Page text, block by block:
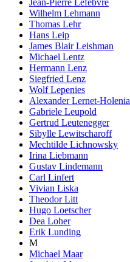
Wilhelm Lehmann
Thomas Lehr
Hans Leip
James Blair Leishman
Michael Lentz
Hermann Lenz
Siegfried Lenz
Wolf Lepenies
Alexander Lernet-Holenia
Gabriele Leupold
Gertrud Leutenegger
Sibylle Lewitscharoff
Mechtilde Lichnowsky
Irina Liebmann
Gustav Lindemann
Carl Linfert
Vivian Liska
Theodor Litt
Hugo Loetscher
Dea Loher
Erik Lunding
M
Michael Maar